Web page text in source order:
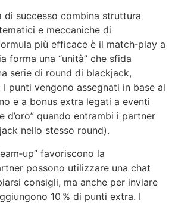
di successo combina struttura
e meccaniche di
più efficace è il match‑play a
forma una “unità” che sfida
serie di round di blackjack,
punti vengono assegnati in base al
e a bonus extra legati a eventi
d’oro” quando entrambi i partner
nello stesso round).
favoriscono la
possono utilizzare una chat
consigli, ma anche per inviare
10 % di punti extra. I